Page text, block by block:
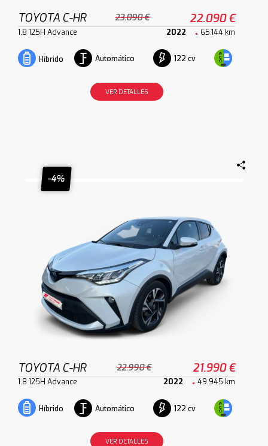
TOYOTA C-HR 23.090 € 22.090 €
1.8 125H Advance 2022 65.144 km
Híbrido Automático 122 cv
VER DETALLES
-4%
TOYOTA C-HR 22.990 € 21.990 €
1.8 125H Advance 2022 49.945 km
Híbrido Automático 122 cv
VER DETALLES